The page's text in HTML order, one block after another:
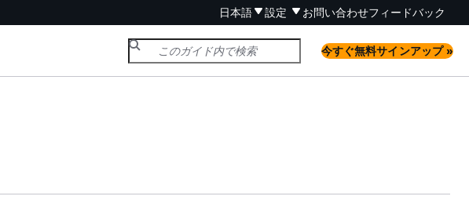
日本語 設定 お問い合わせフィードバック
今すぐ無料サインアップ »